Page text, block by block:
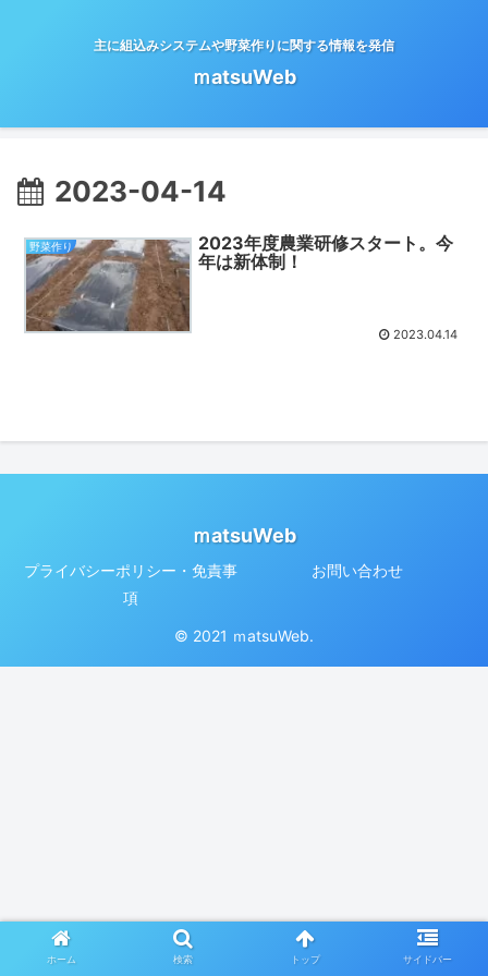
主に組込みシステムや野菜作りに関する情報を発信
ｍatsuWeb
2023-04-14
野菜作り
2023年度農業研修スタート。今
年は新体制！
2023.04.14
ｍatsuWeb
プライバシーポリシー・免責事
項
お問い合わせ
© 2021 ｍatsuWeb.
ホーム 検索 トップ サイドバー